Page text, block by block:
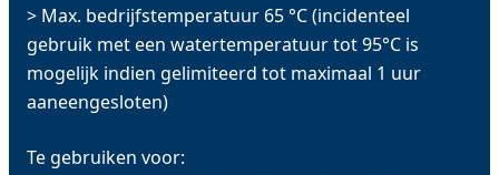
> Max. bedrijfstemperatuur 65 °C (incidenteel
gebruik met een watertemperatuur tot 95°C is
mogelijk indien gelimiteerd tot maximaal 1 uur
aaneengesloten)
Te gebruiken voor: